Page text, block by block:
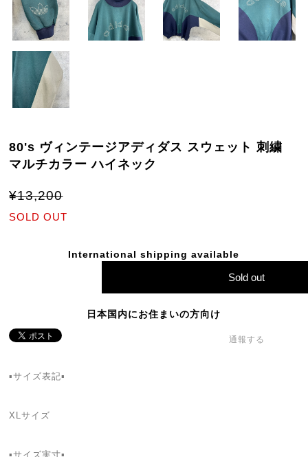
80's ヴィンテージアディダス スウェット 刺繍
マルチカラー ハイネック
¥13,200
SOLD OUT
International shipping available
Sold out
日本国内にお住まいの方向け
通報する
▪️サイズ表記▪️
XLサイズ
▪️サイズ実寸▪️